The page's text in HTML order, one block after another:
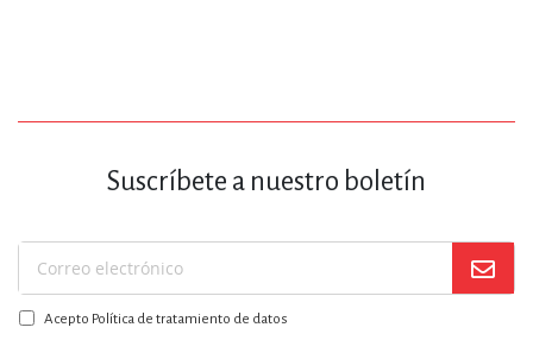
Suscríbete a nuestro boletín
Suscríbase
a
nuestroAcepto Política de tratamiento de datos